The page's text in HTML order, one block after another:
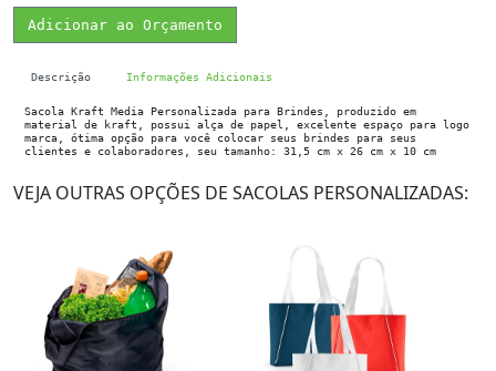
Adicionar ao Orçamento
Descrição Informações Adicionais
Sacola Kraft Media Personalizada para Brindes, produzido em
material de kraft, possui alça de papel, excelente espaço para logo
marca, ótima opção para você colocar seus brindes para seus
clientes e colaboradores, seu tamanho: 31,5 cm x 26 cm x 10 cm
VEJA OUTRAS OPÇÕES DE SACOLAS PERSONALIZADAS: